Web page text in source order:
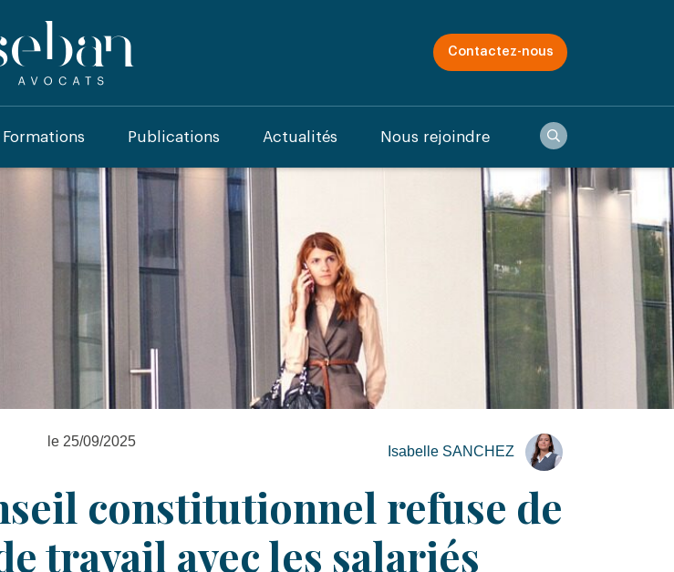
Contactez-nous
Recherche
Formations Publications Actualités Nous rejoindre
le 25/09/2025
Isabelle SANCHEZ
constitutionnel refuse de
travail avec les salariés